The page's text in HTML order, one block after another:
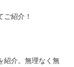
紹介！
紹介。無理なく無